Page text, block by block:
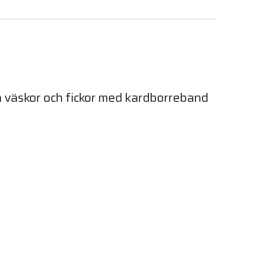
och fickor med kardborreband